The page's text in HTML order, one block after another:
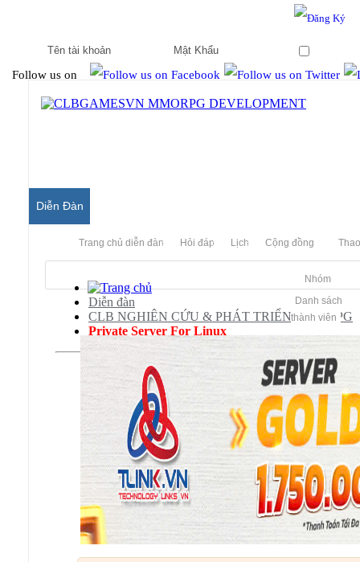
Follow us on
Diễn Đàn
Trang chủ diễn đàn Hỏi đáp Lịch Cộng đồng
Nhóm
Danh sách
thành viên
Diễn đàn
CLB NGHIÊN CỨU & PHÁT TRIỂN MMORPG
Private Server For Linux